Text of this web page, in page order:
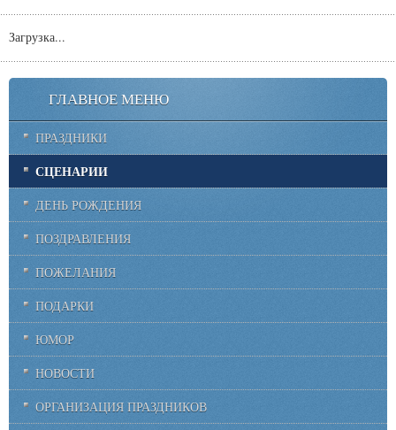
Загрузка...
ГЛАВНОЕ МЕНЮ
ПРАЗДНИКИ
СЦЕНАРИИ
ДЕНЬ РОЖДЕНИЯ
ПОЗДРАВЛЕНИЯ
ПОЖЕЛАНИЯ
ПОДАРКИ
ЮМОР
НОВОСТИ
ОРГАНИЗАЦИЯ ПРАЗДНИКОВ